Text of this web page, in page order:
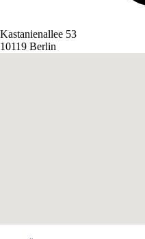
Kastanienallee 53
10119 Berlin